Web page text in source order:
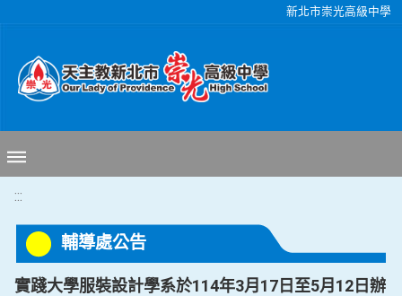
新北市崇光高級中學
:::
輔導處公告
實踐大學服裝設計學系於114年3月17日至5月12日辦